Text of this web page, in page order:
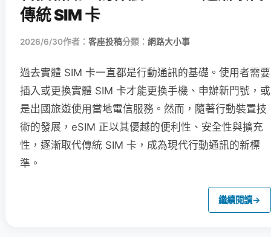
傳統 SIM 卡
2026/6/30作者： 客座投稿分類： 網路大小事
過去實體 SIM 卡一直都是行動通訊的基礎。使用者需要
插入或更換實體 SIM 卡才能更換手機、申辦新門號，或
是出國旅遊使用當地電信服務。然而，隨著行動裝置技
術的發展，eSIM 正以其優越的便利性、安全性與擴充
性，逐漸取代傳統 SIM 卡，成為現代行動通訊的新標
準。
繼續閱讀→